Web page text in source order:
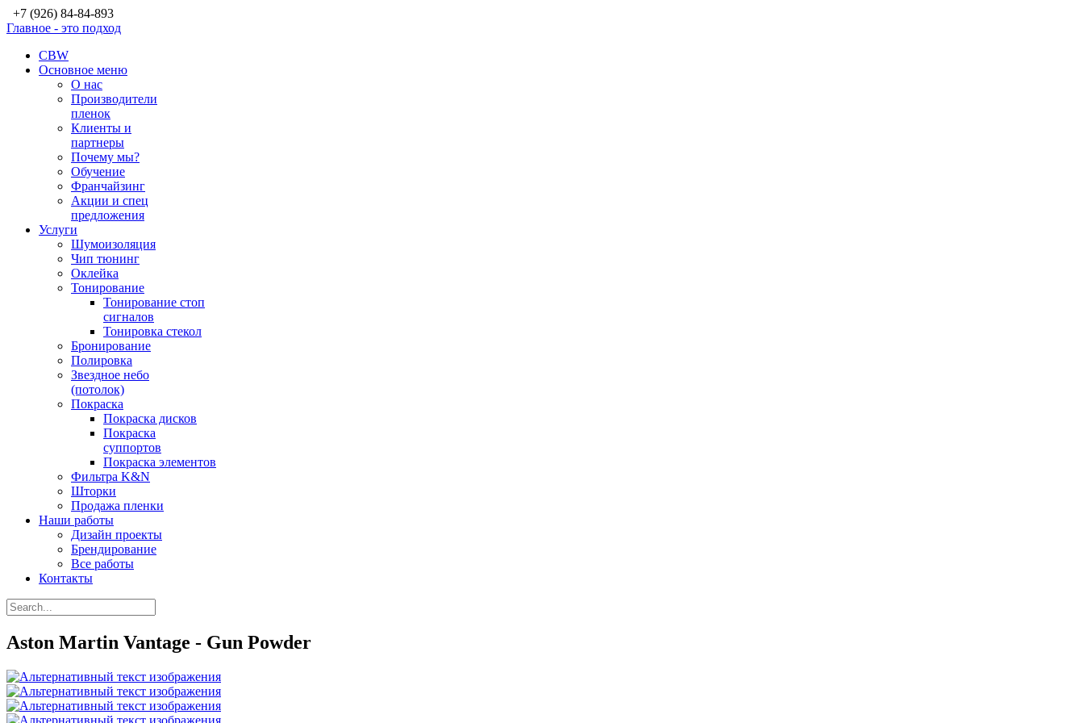
+7 (926) 84-84-893
Главное - это подход
CBW
Основное меню
О нас
Производители
пленок
Клиенты и
партнеры
Почему мы?
Обучение
Франчайзинг
Акции и спец
предложения
Услуги
Шумоизоляция
Чип тюнинг
Оклейка
Тонирование
Тонирование стоп
сигналов
Тонировка стекол
Бронирование
Полировка
Звездное небо
(потолок)
Покраска
Покраска дисков
Покраска
суппортов
Покраска элементов
Фильтра K&N
Шторки
Продажа пленки
Наши работы
Дизайн проекты
Брендирование
Все работы
Контакты
Aston Martin Vantage - Gun Powder